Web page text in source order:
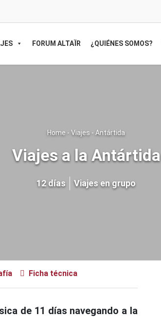
FORUM ALTAÏR ¿QUIÉNES SOMOS?
Home - Viajes - Antártida
Viajes a la Antártida
12 días Viajes en grupo
Ficha técnica
de 11 días navegando a la